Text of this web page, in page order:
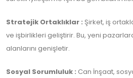
Stratejik Ortaklıklar : Şirket, iş
ve işbirlikleri geliştirir. Bu, yeni
alanlarını genişletir.
Sosyal Sorumluluk : Can İnşaat,